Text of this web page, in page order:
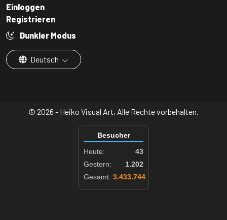
Einloggen
Registrieren
Dunkler Modus
Deutsch
© 2026 - Heiko Visual Art, Alle Rechte vorbehalten.
Besucher
Heute:
43
Gestern:
1.202
Gesamt: 3.433.744